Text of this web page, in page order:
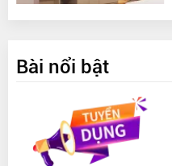
Bài nổi bật